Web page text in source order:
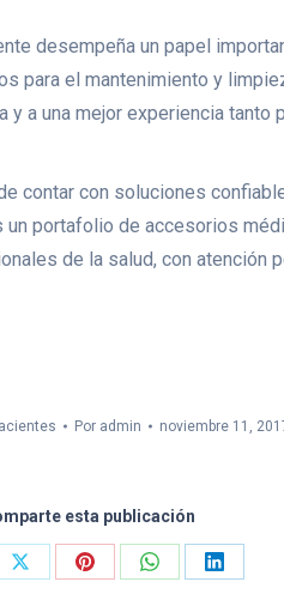
desempeña un papel
para el mantenimiento y
a una mejor experiencia tanto
contar con soluciones
portafolio de accesorios
de la salud, con atención
Por admin noviembre 11,
esta publicación
Share
Share
Share
Share